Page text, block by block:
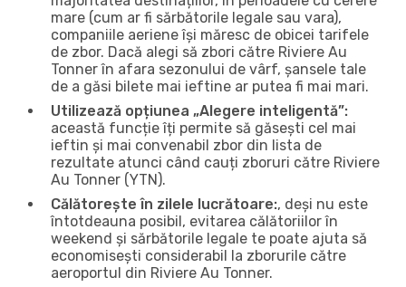
mare (cum ar fi sărbătorile legale sau vara),
companiile aeriene își măresc de obicei tarifele
de zbor. Dacă alegi să zbori către Riviere Au
Tonner în afara sezonului de vârf, șansele tale
de a găsi bilete mai ieftine ar putea fi mai mari.
Utilizează opțiunea „Alegere inteligentă”:
această funcție îți permite să găsești cel mai
ieftin și mai convenabil zbor din lista de
rezultate atunci când cauți zboruri către Riviere
Au Tonner (YTN).
Călătorește în zilele lucrătoare:, deși nu este
întotdeauna posibil, evitarea călătoriilor în
weekend și sărbătorile legale te poate ajuta să
economisești considerabil la zborurile către
aeroportul din Riviere Au Tonner.